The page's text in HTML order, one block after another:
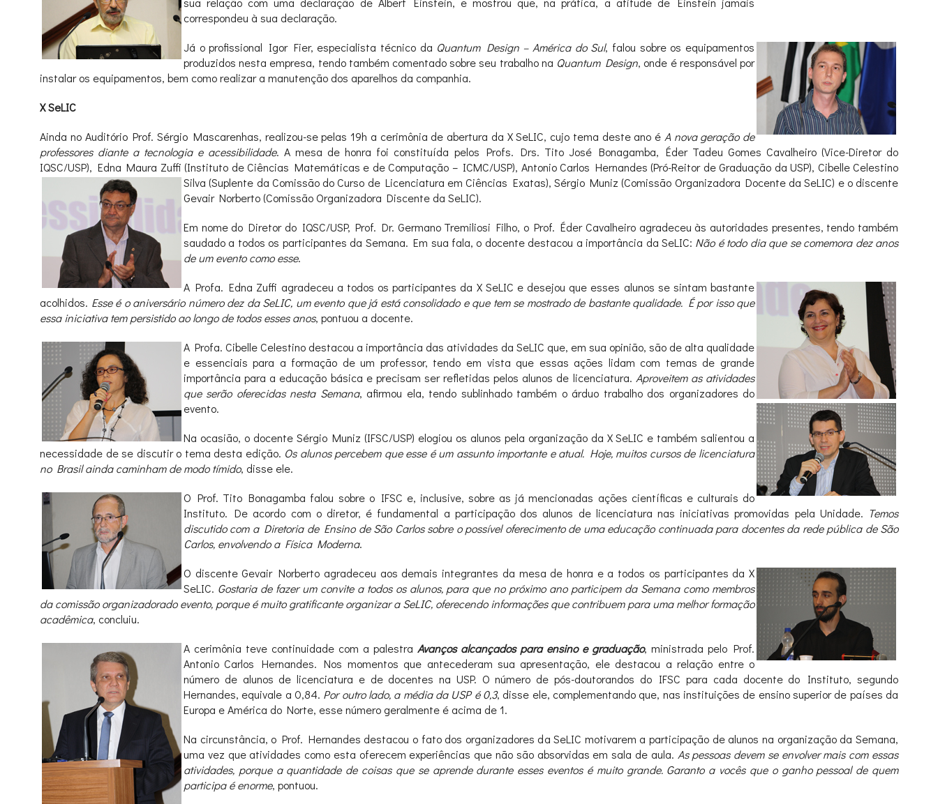
correspondeu à sua declaração.
Já o profissional Igor Fier, especialista técnico da Quantum Design – América do Sul, falou sobre os equipamentos
produzidos nesta empresa, tendo também comentado sobre seu trabalho na Quantum Design, onde é responsável por
instalar os equipamentos, bem como realizar a manutenção dos aparelhos da companhia.
X SeLIC
Ainda no Auditório Prof. Sérgio Mascarenhas, realizou-se pelas 19h a cerimônia de abertura da X SeLIC, cujo tema deste ano é A nova geração de
professores diante a tecnologia e acessibilidade. A mesa de honra foi constituída pelos Profs. Drs. Tito José Bonagamba, Éder Tadeu Gomes Cavalheiro (Vice-Diretor do
IQSC/USP), Edna Maura Zuffi (Instituto de Ciências Matemáticas e de Computação – ICMC/USP), Antonio Carlos Hernandes (Pró-Reitor de Graduação da USP), Cibelle Celestino
Silva (Suplente da Comissão do Curso de Licenciatura em Ciências Exatas), Sérgio Muniz (Comissão Organizadora Docente da SeLIC) e o discente
Gevair Norberto (Comissão Organizadora Discente da SeLIC).
Em nome do Diretor do IQSC/USP, Prof. Dr. Germano Tremiliosi Filho, o Prof. Éder Cavalheiro agradeceu às autoridades presentes, tendo também
saudado a todos os participantes da Semana. Em sua fala, o docente destacou a importância da SeLIC: Não é todo dia que se comemora dez anos
de um eventocomo esse.
A Profa. Edna Zuffi agradeceu a todos os participantes da X SeLIC e desejou que esses alunos se sintam bastante
acolhidos. Esse é o aniversário número dez da SeLIC, um evento que já está consolidado e que tem se mostrado de bastante qualidade. É por isso que
essa iniciativa tem persistido ao longo de todos esses anos, pontuou a docente.
A Profa. Cibelle Celestino destacou a importância das atividades da SeLIC que, em sua opinião, são de alta qualidade
e essenciais para a formação de um professor, tendo em vista que essas ações lidam com temas de grande
importância para a educação básica e precisam ser refletidas pelos alunos de licenciatura. Aproveitem as atividades
que serão oferecidas nesta Semana, afirmou ela, tendo sublinhado também o árduo trabalho dos organizadores do
evento.
Na ocasião, o docente Sérgio Muniz (IFSC/USP) elogiou os alunos pela organização da X SeLIC e também salientou a
necessidade de se discutir o tema desta edição. Os alunos percebem que esse é um assunto importante e atual. Hoje, muitos cursos de licenciatura
no Brasil ainda caminham de modo tímido, disse ele.
O Prof. Tito Bonagamba falou sobre o IFSC e, inclusive, sobre as já mencionadas ações científicas e culturais do
Instituto. De acordo com o diretor, é fundamental a participação dos alunos de licenciatura nas iniciativas promovidas pela Unidade. Temos
discutido com a Diretoria de Ensino de São Carlos sobre o possível oferecimento de uma educação continuada para docentes da rede pública de São
Carlos, envolvendo a Física Moderna.
O discente Gevair Norberto agradeceu aos demais integrantes da mesa de honra e a todos os participantes da X
SeLIC. Gostaria de fazer um convite a todos os alunos, para que no próximo ano participem da Semana como membros
da comissão organizadorado evento, porque é muito gratificante organizar a SeLIC, oferecendo informações que contribuem para uma melhor formação
acadêmica, concluiu.
A cerimônia teve continuidade com a palestra Avanços alcançados para ensino e graduação, ministrada pelo Prof.
Antonio Carlos Hernandes. Nos momentos que antecederam sua apresentação, ele destacou a relação entre o
número de alunos de licenciatura e de docentes na USP. O número de pós-doutorandos do IFSC para cada docente do Instituto, segundo
Hernandes, equivale a 0,84. Por outro lado, a média da USP é 0,3, disse ele, complementando que, nas instituições de ensino superior de países da
Europa e América do Norte, esse número geralmente é acima de 1.
Na circunstância, o Prof. Hernandes destacou o fato dos organizadores da SeLIC motivarem a participação de alunos na organização da Semana,
uma vez que atividades como esta oferecem experiências que não são absorvidas em sala de aula. As pessoas devem se envolver mais com essas
atividades, porque a quantidade de coisas que se aprende durante esses eventos é muito grande. Garanto a vocês que o ganho pessoal de quem
participa é enorme, pontuou.